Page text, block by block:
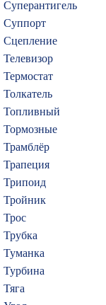
Суперантигель
Суппорт
Сцепление
Телевизор
Термостат
Толкатель
Топливный
Тормозные
Трамблёр
Трапеция
Трипоид
Тройник
Трос
Трубка
Туманка
Турбина
Тяга